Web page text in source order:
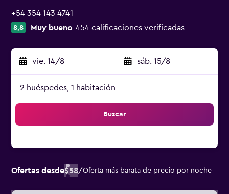
+54 354 143 4741
8,8 Muy bueno 454 calificaciones verificadas
vie. 14/8 - sáb. 15/8
2 huéspedes, 1 habitación
Buscar
Ofertas desde$58/Oferta más barata de precio por noche